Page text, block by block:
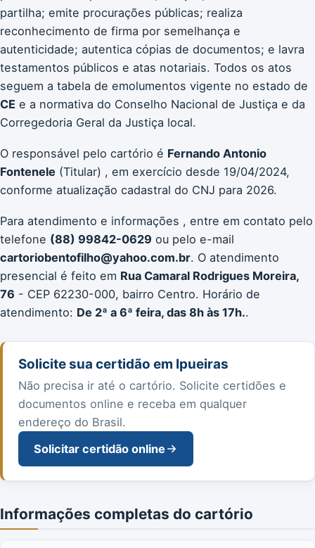
partilha; emite procurações públicas; realiza
reconhecimento de firma por semelhança e
autenticidade; autentica cópias de documentos; e lavra
testamentos públicos e atas notariais. Todos os atos
seguem a tabela de emolumentos vigente no estado de
CE e a normativa do Conselho Nacional de Justiça e da
Corregedoria Geral da Justiça local.
O responsável pelo cartório é Fernando Antonio
Fontenele (Titular) , em exercício desde 19/04/2024,
conforme atualização cadastral do CNJ para 2026.
Para atendimento e informações , entre em contato pelo
telefone (88) 99842-0629 ou pelo e-mail
cartoriobentofilho@yahoo.com.br. O atendimento
presencial é feito em Rua Camaral Rodrigues Moreira,
76 - CEP 62230-000, bairro Centro. Horário de
atendimento: De 2ª a 6ª feira, das 8h às 17h..
Solicite sua certidão em Ipueiras
Não precisa ir até o cartório. Solicite certidões e
documentos online e receba em qualquer
endereço do Brasil.
Solicitar certidão online
Informações completas do cartório